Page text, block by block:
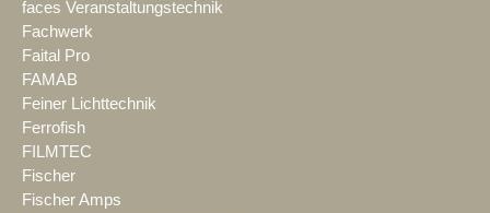
faces Veranstaltungstechnik
Fachwerk
Faital Pro
FAMAB
Feiner Lichttechnik
Ferrofish
FILMTEC
Fischer
Fischer Amps